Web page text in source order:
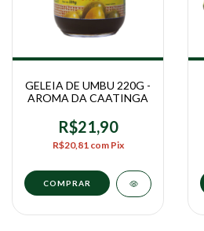
GELEIA DE UMBU 220G -
AROMA DA CAATINGA
R$21,90
R$20,81 com Pix